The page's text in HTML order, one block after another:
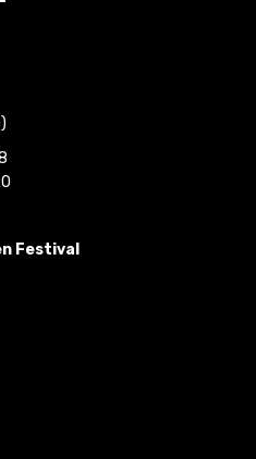
Festival